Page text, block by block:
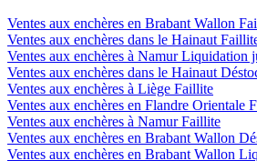
Ventes aux enchères en Brabant Wallon
Ventes aux enchères dans le Hainaut
Ventes aux enchères à Namur Liquidation
Ventes aux enchères dans le Hainaut
Ventes aux enchères à Liège Faillite
Ventes aux enchères en Flandre Orientale
Ventes aux enchères à Namur Faillite
Ventes aux enchères en Brabant Wallon
Ventes aux enchères en Brabant Wallon